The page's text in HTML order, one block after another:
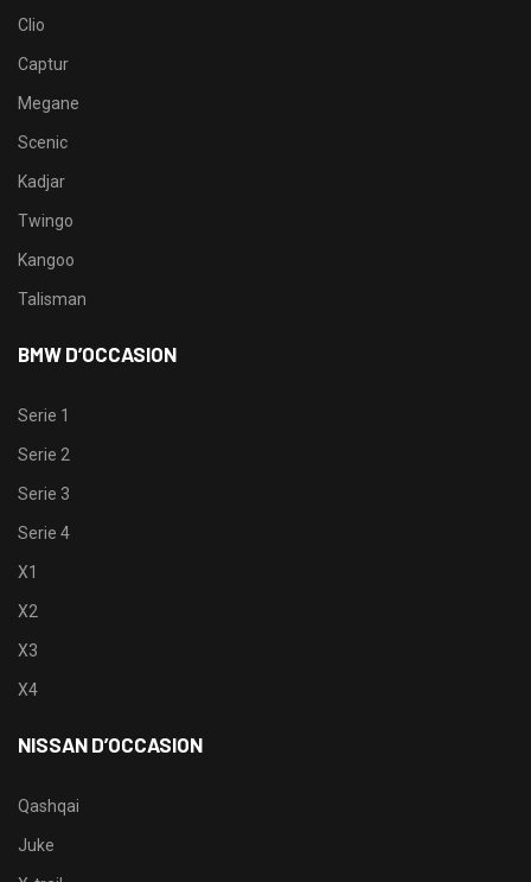
Clio
Captur
Megane
Scenic
Kadjar
Twingo
Kangoo
Talisman
BMW D’OCCASION
Serie 1
Serie 2
Serie 3
Serie 4
X1
X2
X3
X4
NISSAN D’OCCASION
Qashqai
Juke